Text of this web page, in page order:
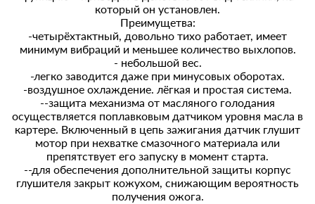
который он установлен.
Преимущетва:
-четырёхтактный, довольно тихо работает, имеет
минимум вибраций и меньшее количество выхлопов.
- небольшой вес.
-легко заводится даже при минусовых оборотах.
-воздушное охлаждение. лёгкая и простая система.
--защита механизма от масляного голодания
осуществляется поплавковым датчиком уровня масла в
картере. Включенный в цепь зажигания датчик глушит
мотор при нехватке смазочного материала или
препятствует его запуску в момент старта.
--для обеспечения дополнительной защиты корпус
глушителя закрыт кожухом, снижающим вероятность
получения ожога.